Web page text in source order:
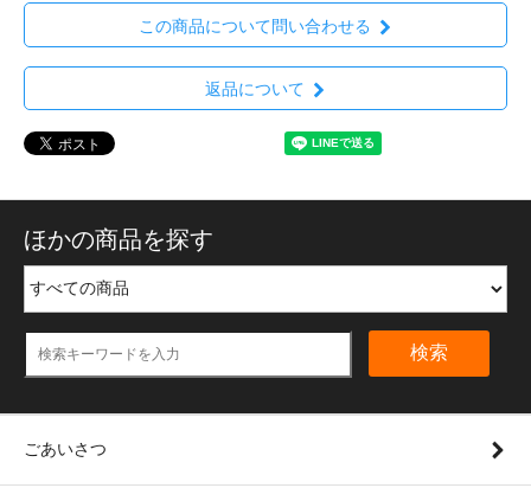
この商品について問い合わせる
返品について
ほかの商品を探す
検索
ごあいさつ